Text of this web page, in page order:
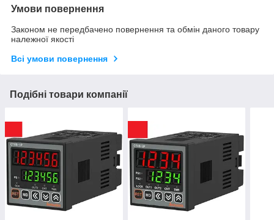
Умови повернення
Законом не передбачено повернення та обмін даного товару
належної якості
Всі умови повернення
Подібні товари компанії